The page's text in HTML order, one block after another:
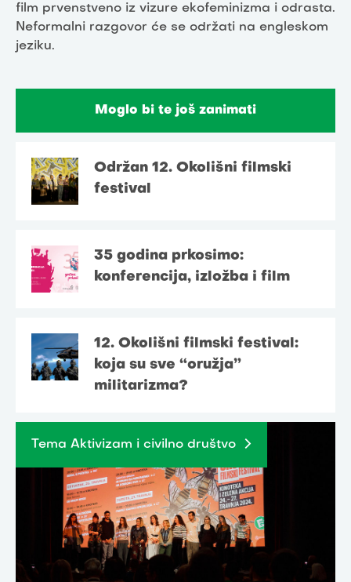
film prvenstveno iz vizure ekofeminizma i odrasta.
Neformalni razgovor će se održati na engleskom
jeziku.
Moglo bi te još zanimati
Održan 12. Okolišni filmski
festival
35 godina prkosimo:
konferencija, izložba i film
12. Okolišni filmski festival:
koja su sve “oružja”
militarizma?
Tema Aktivizam i civilno društvo